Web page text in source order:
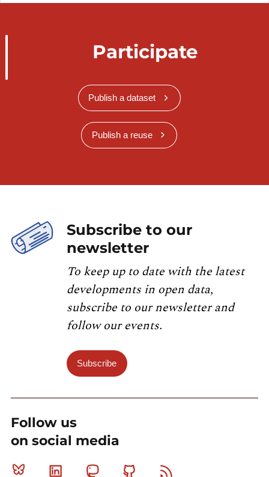
Participate
Publish a dataset
Publish a reuse
Subscribe to our
newsletter
To keep up to date with the latest
developments in open data,
subscribe to our newsletter and
follow our events.
Subscribe
Follow us
on social media
Bluesky Linkedin MastodonGithub